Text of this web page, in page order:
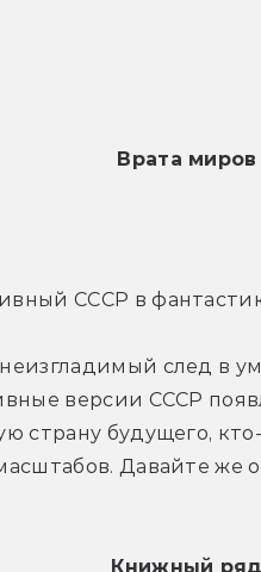
Врата миров
СССР в
след в
версии СССР
страну будущего,
Давайте же
Книжный ряд